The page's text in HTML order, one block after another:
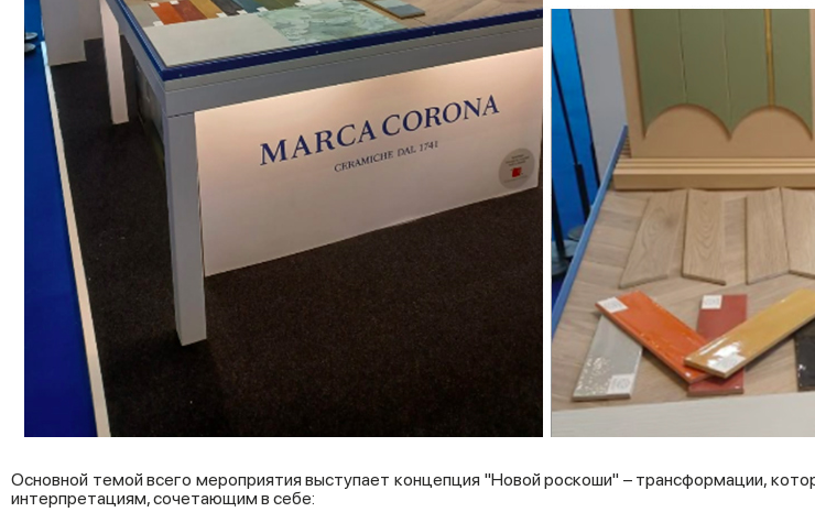
Основной темой всего мероприятия выступает концепция "Новой роскоши" – трансформации,
интерпретациям, сочетающим в себе: